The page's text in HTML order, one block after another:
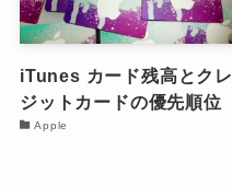
iTunes カード残高とクレ
ジットカードの優先順位
Apple